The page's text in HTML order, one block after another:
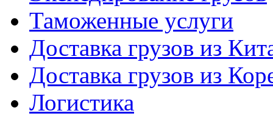
Таможенные услуги
Доставка грузов из
Доставка грузов из
Логистика